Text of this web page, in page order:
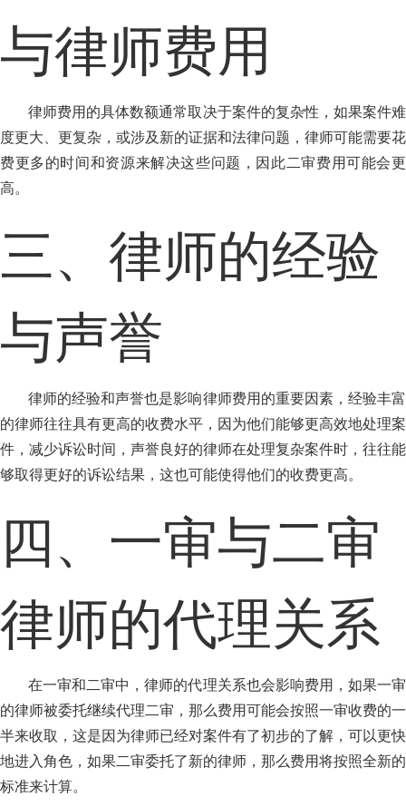
与律师费用
律师费用的具体数额通常取决于案件的复杂性，如果案件难
度更大、更复杂，或涉及新的证据和法律问题，律师可能需要花
费更多的时间和资源来解决这些问题，因此二审费用可能会更
高。
三、律师的经验
与声誉
律师的经验和声誉也是影响律师费用的重要因素，经验丰富
的律师往往具有更高的收费水平，因为他们能够更高效地处理案
件，减少诉讼时间，声誉良好的律师在处理复杂案件时，往往能
够取得更好的诉讼结果，这也可能使得他们的收费更高。
四、一审与二审
律师的代理关系
在一审和二审中，律师的代理关系也会影响费用，如果一审
的律师被委托继续代理二审，那么费用可能会按照一审收费的一
半来收取，这是因为律师已经对案件有了初步的了解，可以更快
地进入角色，如果二审委托了新的律师，那么费用将按照全新的
标准来计算。